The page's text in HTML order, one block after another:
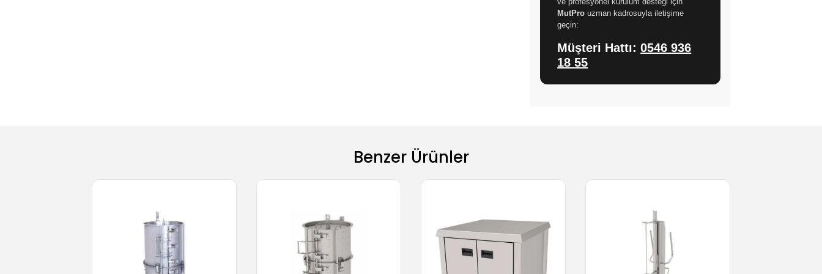
MutPro uzman kadrosuyla iletişime
geçin:
Müşteri Hattı:0546 936
18 55
Benzer Ürünler